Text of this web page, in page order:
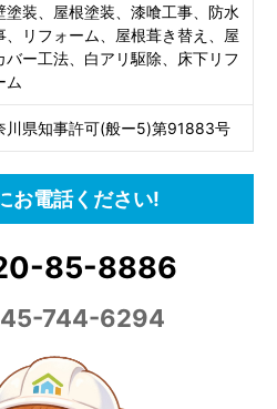
塗装、屋根塗装、漆喰工事、防水
、リフォーム、屋根葺き替え、屋
バー工法、白アリ駆除、床下リフ
ム
川県知事許可(般ー5)第91883号
お電話ください!
85-8886
744-6294